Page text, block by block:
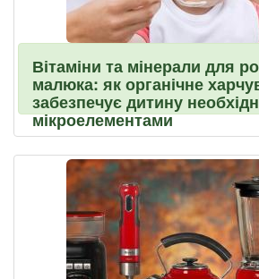
Вітаміни та мінерали для
малюка: як органічне
забезпечує дитину
мікроелементами